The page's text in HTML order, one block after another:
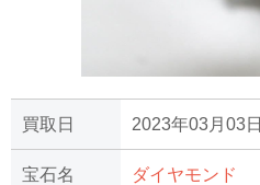
買取日 2023年03月03日
宝石名 ダイヤモンド